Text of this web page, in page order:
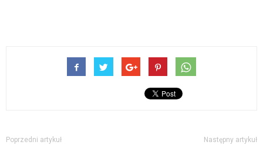
Poprzedni artykuł Następny artykuł